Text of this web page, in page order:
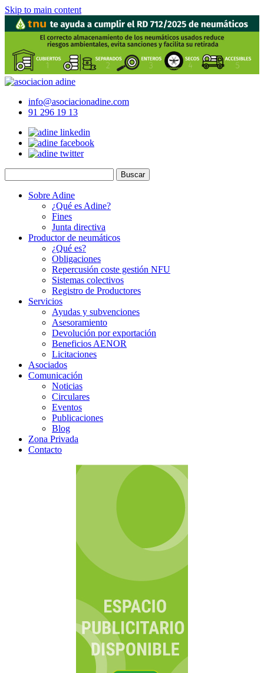
Skip to main content
info@asociacionadine.com
91 296 19 13
Sobre Adine
¿Qué es Adine?
Fines
Junta directiva
Productor de neumáticos
¿Qué es?
Obligaciones
Repercusión coste gestión NFU
Sistemas colectivos
Registro de Productores
Servicios
Ayudas y subvenciones
Asesoramiento
Devolución por exportación
Beneficios AENOR
Licitaciones
Asociados
Comunicación
Noticias
Circulares
Eventos
Publicaciones
Blog
Zona Privada
Contacto